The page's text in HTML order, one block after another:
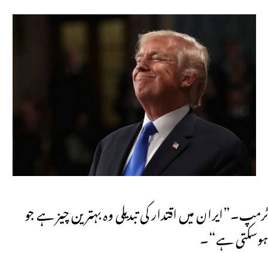
ٹرمپ۔”ایران میں اقتدار کی تبدیلی وہ بہترین چیز ہے جو
ہوسکتی ہے“۔